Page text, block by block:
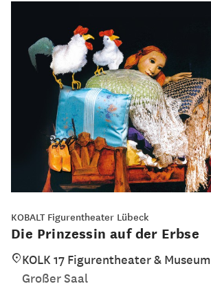
KOBALT Figurentheater Lübeck
Die Prinzessin auf der Erbse
KOLK 17 Figurentheater & Museum
Großer Saal